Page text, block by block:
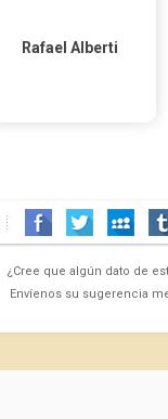
Rafael Alberti
¿Cree que algún dato de
Envíenos su sugerencia